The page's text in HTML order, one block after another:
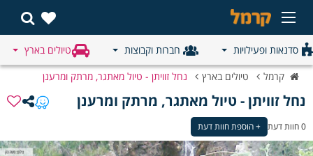
סדנאות ופעילויות חברות וקבוצות
טיולים בארץ
קרמל
טיולים בארץ נחל זוויתן - טיול מאתגר, מרתק ומרענן
נחל זוויתן - טיול מאתגר, מרתק ומרענן
0 חוות דעת + הוספת חוות דעת